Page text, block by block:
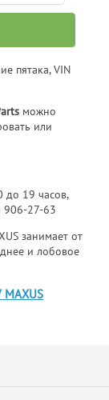
пятака, VIN
можно
или
до 19 часов,
906-27-63
занимает от
и лобовое
MAXUS